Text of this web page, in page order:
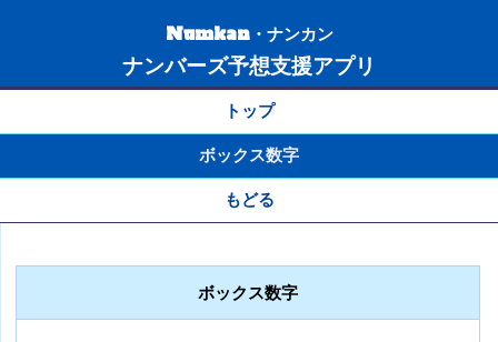
Numkan・ナンカン
ナンバーズ予想支援アプリ
トップ
ボックス数字
もどる
ボックス数字